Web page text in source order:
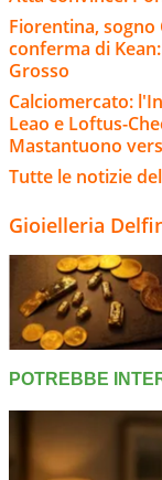
Fiorentina,
conferma di
Grosso
Calciomercato:
Leao e Loftus-
Mastantuono
Tutte le notizie
Gioielleria